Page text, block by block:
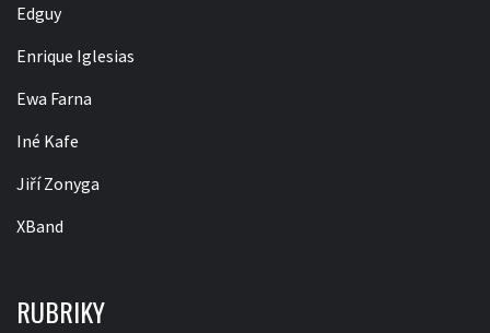
Edguy
Enrique Iglesias
Ewa Farna
Iné Kafe
Jiří Zonyga
XBand
RUBRIKY